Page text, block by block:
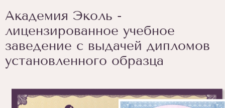
1/6
Академия Эколь -
лицензированное учебное
заведение с выдачей дипломов
установленного образца